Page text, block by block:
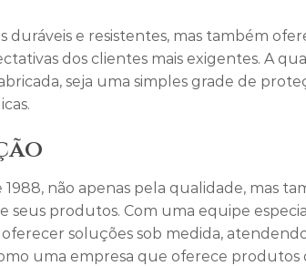
duráveis e resistentes, mas também
dos clientes mais exigentes. A
seja uma simples grade de
não apenas pela qualidade, mas
seus produtos. Com uma equipe
soluções sob medida,
uma empresa que oferece produtos